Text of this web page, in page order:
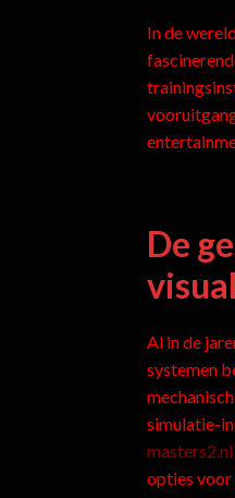
In de
De
Al in de
systemen
simulatie-
masters2.nl
opties